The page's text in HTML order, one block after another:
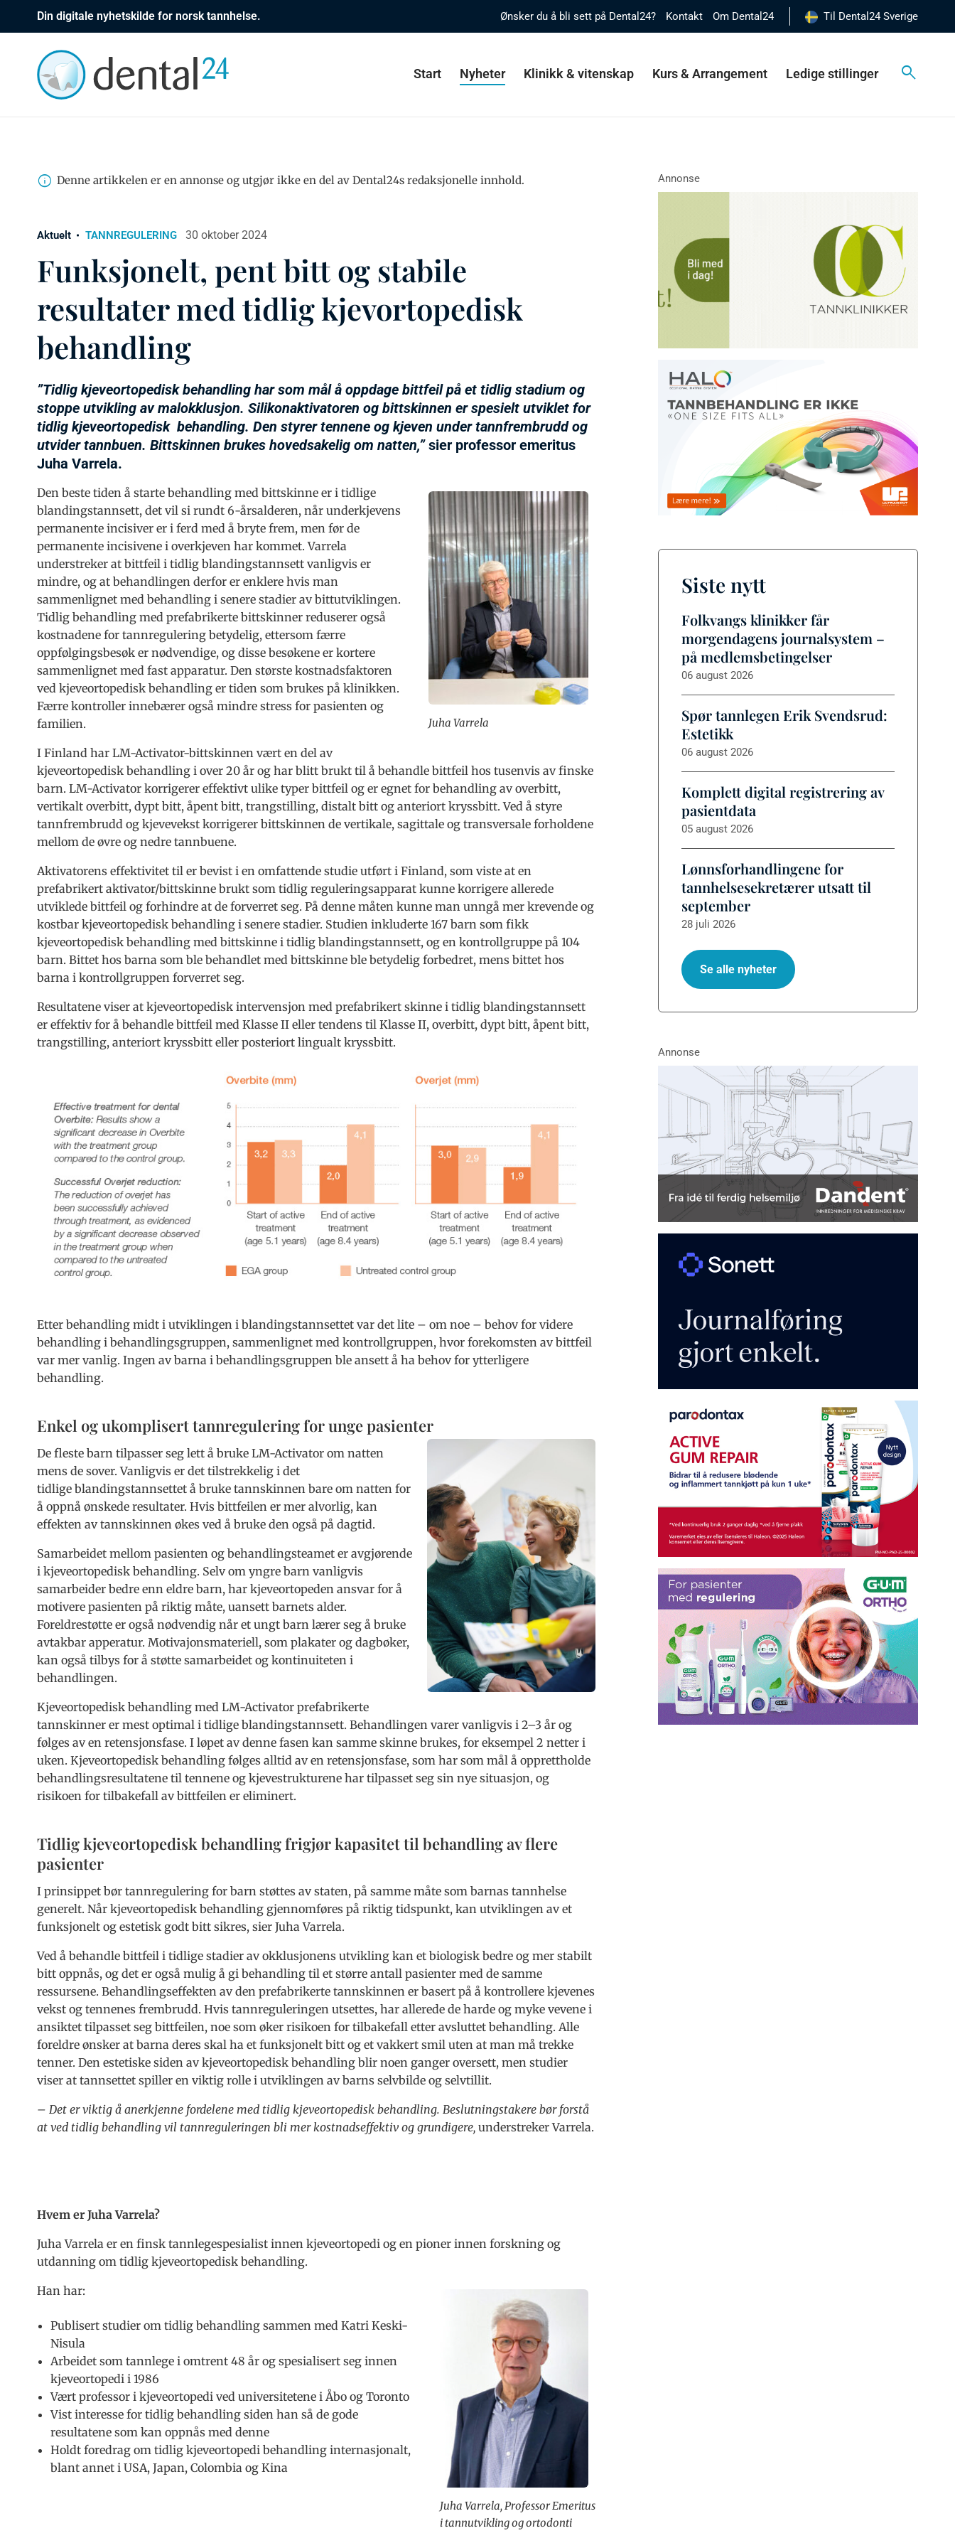
Din digitale nyhetskilde for norsk tannhelse. Ønsker du å bli sett på Dental24? Kontakt Om Dental24 Til Dental24 Sverige
Start Nyheter Klinikk & vitenskap Kurs & Arrangement Ledige stillinger
Denne artikkelen er en annonse og utgjør ikke en del av Dental24s redaksjonelle innhold.
Aktuelt TANNREGULERING 30 oktober 2024
Funksjonelt, pent bitt og stabile
resultater med tidlig kjevortopedisk
behandling
”Tidlig kjeveortopedisk behandling har som mål å oppdage bittfeil på et tidlig stadium og
stoppe utvikling av malokklusjon. Silikonaktivatoren og bittskinnen er spesielt utviklet for
tidlig kjeveortopedisk behandling. Den styrer tennene og kjeven under tannfrembrudd og
utvider tannbuen. Bittskinnen brukes hovedsakelig om natten,”sier professor emeritus
Juha Varrela.
Juha Varrela
Den beste tiden å starte behandling med bittskinne er i tidlige
blandingstannsett, det vil si rundt 6-årsalderen, når underkjevens
permanente incisiver er i ferd med å bryte frem, men før de
permanente incisivene i overkjeven har kommet. Varrela
understreker at bittfeil i tidlig blandingstannsett vanligvis er
mindre, og at behandlingen derfor er enklere hvis man
sammenlignet med behandling i senere stadier av bittutviklingen.
Tidlig behandling med prefabrikerte bittskinner reduserer også
kostnadene for tannregulering betydelig, ettersom færre
oppfølgingsbesøk er nødvendige, og disse besøkene er kortere
sammenlignet med fast apparatur. Den største kostnadsfaktoren
ved kjeveortopedisk behandling er tiden som brukes på klinikken.
Færre kontroller innebærer også mindre stress for pasienten og
familien.
I Finland har LM-Activator-bittskinnen vært en del av
kjeveortopedisk behandling i over 20 år og har blitt brukt til å behandle bittfeil hos tusenvis av finske
barn. LM-Activator korrigerer effektivt ulike typer bittfeil og er egnet for behandling av overbitt,
vertikalt overbitt, dypt bitt, åpent bitt, trangstilling, distalt bitt og anteriort kryssbitt. Ved å styre
tannfrembrudd og kjevevekst korrigerer bittskinnen de vertikale, sagittale og transversale forholdene
mellom de øvre og nedre tannbuene.
Aktivatorens effektivitet til er bevist i en omfattende studie utført i Finland, som viste at en
prefabrikert aktivator/bittskinne brukt som tidlig reguleringsapparat kunne korrigere allerede
utviklede bittfeil og forhindre at de forverret seg. På denne måten kunne man unngå mer krevende og
kostbar kjeveortopedisk behandling i senere stadier. Studien inkluderte 167 barn som fikk
kjeveortopedisk behandling med bittskinne i tidlig blandingstannsett, og en kontrollgruppe på 104
barn. Bittet hos barna som ble behandlet med bittskinne ble betydelig forbedret, mens bittet hos
barna i kontrollgruppen forverret seg.
Resultatene viser at kjeveortopedisk intervensjon med prefabrikert skinne i tidlig blandingstannsett
er effektiv for å behandle bittfeil med Klasse II eller tendens til Klasse II, overbitt, dypt bitt, åpent bitt,
trangstilling, anteriort kryssbitt eller posteriort lingualt kryssbitt.
Etter behandling midt i utviklingen i blandingstannsettet var det lite – om noe – behov for videre
behandling i behandlingsgruppen, sammenlignet med kontrollgruppen, hvor forekomsten av bittfeil
var mer vanlig. Ingen av barna i behandlingsgruppen ble ansett å ha behov for ytterligere
behandling.
Enkel og ukomplisert tannregulering for unge pasienter
De fleste barn tilpasser seg lett å bruke LM-Activator om natten
mens de sover. Vanligvis er det tilstrekkelig i det
tidlige blandingstannsettet å bruke tannskinnen bare om natten for
å oppnå ønskede resultater. Hvis bittfeilen er mer alvorlig, kan
effekten av tannskinnen økes ved å bruke den også på dagtid.
Samarbeidet mellom pasienten og behandlingsteamet er avgjørende
i kjeveortopedisk behandling. Selv om yngre barn vanligvis
samarbeider bedre enn eldre barn, har kjeveortopeden ansvar for å
motivere pasienten på riktig måte, uansett barnets alder.
Foreldrestøtte er også nødvendig når et ungt barn lærer seg å bruke
avtakbar apperatur. Motivajonsmateriell, som plakater og dagbøker,
kan også tilbys for å støtte samarbeidet og kontinuiteten i
behandlingen.
Kjeveortopedisk behandling med LM-Activator prefabrikerte
tannskinner er mest optimal i tidlige blandingstannsett. Behandlingen varer vanligvis i 2–3 år og
følges av en retensjonsfase. I løpet av denne fasen kan samme skinne brukes, for eksempel 2 netter i
uken. Kjeveortopedisk behandling følges alltid av en retensjonsfase, som har som mål å opprettholde
behandlingsresultatene til tennene og kjevestrukturene har tilpasset seg sin nye situasjon, og
risikoen for tilbakefall av bittfeilen er eliminert.
Tidlig kjeveortopedisk behandling frigjør kapasitet til behandling av flere
pasienter
I prinsippet bør tannregulering for barn støttes av staten, på samme måte som barnas tannhelse
generelt. Når kjeveortopedisk behandling gjennomføres på riktig tidspunkt, kan utviklingen av et
funksjonelt og estetisk godt bitt sikres, sier Juha Varrela.
Ved å behandle bittfeil i tidlige stadier av okklusjonens utvikling kan et biologisk bedre og mer stabilt
bitt oppnås, og det er også mulig å gi behandling til et større antall pasienter med de samme
ressursene. Behandlingseffekten av den prefabrikerte tannskinnen er basert på å kontrollere kjevenes
vekst og tennenes frembrudd. Hvis tannreguleringen utsettes, har allerede de harde og myke vevene i
ansiktet tilpasset seg bittfeilen, noe som øker risikoen for tilbakefall etter avsluttet behandling. Alle
foreldre ønsker at barna deres skal ha et funksjonelt bitt og et vakkert smil uten at man må trekke
tenner. Den estetiske siden av kjeveortopedisk behandling blir noen ganger oversett, men studier
viser at tannsettet spiller en viktig rolle i utviklingen av barns selvbilde og selvtillit.
– Det er viktig å anerkjenne fordelene med tidlig kjeveortopedisk behandling. Beslutningstakere bør forstå
at ved tidlig behandling vil tannreguleringen bli mer kostnadseffektiv og grundigere, understreker Varrela.
Hvem er Juha Varrela?
Juha Varrela er en finsk tannlegespesialist innen kjeveortopedi og en pioner innen forskning og
utdanning om tidlig kjeveortopedisk behandling.
Juha Varrela, Professor Emeritus
i tannutvikling og ortodonti
Han har:
Publisert studier om tidlig behandling sammen med Katri Keski-
Nisula
Arbeidet som tannlege i omtrent 48 år og spesialisert seg innen
kjeveortopedi i 1986
Vært professor i kjeveortopedi ved universitetene i Åbo og Toronto
Vist interesse for tidlig behandling siden han så de gode
resultatene som kan oppnås med denne
Holdt foredrag om tidlig kjeveortopedi behandling internasjonalt,
blant annet i USA, Japan, Colombia og Kina
Siste nytt
Folkvangs klinikker får
morgendagens journalsystem –
på medlemsbetingelser
06 august 2026
Spør tannlegen Erik Svendsrud:
Estetikk
06 august 2026
Komplett digital registrering av
pasientdata
05 august 2026
Lønnsforhandlingene for
tannhelsesekretærer utsatt til
september
28 juli 2026
Se alle nyheter